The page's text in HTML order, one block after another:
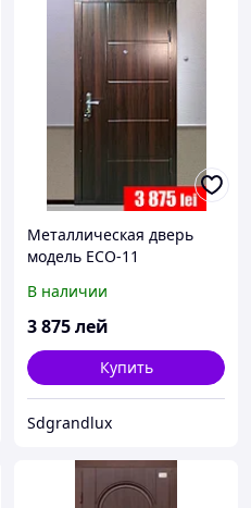
Металлическая дверь
модель ECO-11
В наличии
3 875лей
Купить
Sdgrandlux